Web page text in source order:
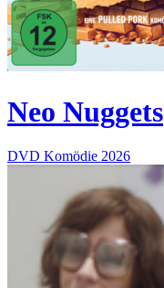
Neo Nuggets
DVD Komödie 2026